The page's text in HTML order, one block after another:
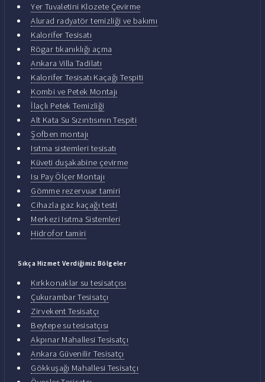
Yer Tuvaletini Klozete Çevirme
Alurad radyatör temizliği ve bakımı
Kalorifer Tesisatı
Rögar tıkanıklığı açma
Ankara Villa Tadilatı
Kalorifer Tesisatı Kaçağı Tespiti
Kombi ve Petek Montajı
İlaçlı Petek Temizliği
Alt Kata Su Sızıntısının Tespiti
Şofben montajı
Isıtma sistemleri tesisatı
Küveti duşakabine çevirme
Isı Pay Ölçer Montajı
Gömme rezervuar tamiri
Cihazla gaz kaçağı testi
Merkezi Isıtma Sistemleri
Hidrofor tamiri
Sıkça Hizmet Verdiğimiz Bölgeler
Kırkkonaklar su tesisatçısı
Çukurambar Tesisatçı
Zirvekent Tesisatçı
Beytepe su tesisatçısı
Akpınar Mahallesi Tesisatçı
Ankara Güvenilir Tesisatçı
Gökkuşağı Mahallesi Tesisatçı